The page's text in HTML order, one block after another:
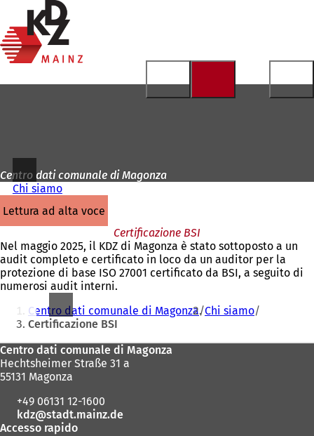
Vai al contenuto
pagina
iniziale
Centro dati comunale di Magonza
Chi siamo
lettura ad alta voce
Certificazione BSI
Nel maggio 2025, il KDZ di Magonza è stato sottoposto a un
audit completo e certificato in loco da un auditor per la
protezione di base ISO 27001 certificato da BSI, a seguito di
numerosi audit interni.
Siete
qui:
Centro dati comunale di Magonza Chi siamo
Certificazione BSI
Area
dei
Centro dati comunale di Magonza
Hechtsheimer Straße 31 a
55131 Magonza
+49 06131 12-1600
kdz
stadt.mainz de
Accesso rapido